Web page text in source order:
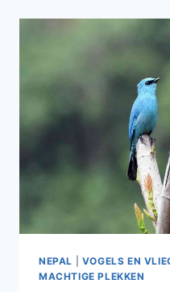
BAJOS
NEPAL VOGELS EN
MACHTIGE PLEKKEN